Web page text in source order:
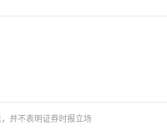
并不表明证券时报立场